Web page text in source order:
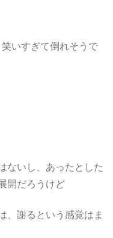
いすぎて倒れそうで
ないし、あったとした
開だろうけど
、謝るという感覚はま